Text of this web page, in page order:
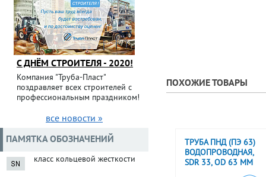
ПОХОЖИЕ ТОВАРЫ
ТРУБА ПНД (ПЭ 63)
ВОДОПРОВОДНАЯ,
SDR 33, OD 63 ММ
С ДНЁМ СТРОИТЕЛЯ - 2020!
Компания "Труба-Пласт"
поздравляет всех строителей с
профессиональным праздником!
все новости »
ПАМЯТКА ОБОЗНАЧЕНИЙ
класс кольцевой жесткости